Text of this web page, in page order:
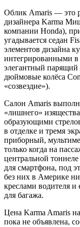
Облик Amaris — это
дизайнера Karma
компании Honda),
угадывается седан
элементов дизайна
интегрированными
элегантный
дюймовые колёса
«созвездие»).
Салон Amaris
«лишнего»
образующими
в отделке и тремя
приборный,
только когда на
центральной
для смартфона, под
без них в Америке
креслами водителя и
для багажа.
Цена Karma Amaris
пока не объявлена,